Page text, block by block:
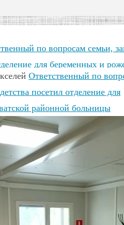
по вопросам семьи,
для беременных и
Ответственный по
посетил отделение для
районной больницы